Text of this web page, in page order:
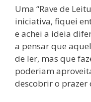
Uma “Rave de
iniciativa, fiquei
e achei a ideia
a pensar que
de ler, mas que
poderiam
descobrir o prazer